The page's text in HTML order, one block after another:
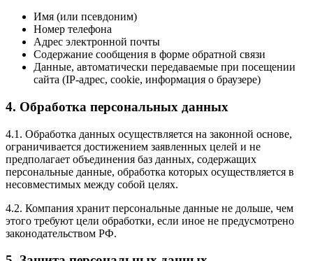
Имя (или псевдоним)
Номер телефона
Адрес электронной почты
Содержание сообщения в форме обратной связи
Данные, автоматически передаваемые при посещении
сайта (IP-адрес, cookie, информация о браузере)
4. Обработка персональных данных
4.1. Обработка данных осуществляется на законной основе,
ограничивается достижением заявленных целей и не
предполагает объединения баз данных, содержащих
персональные данные, обработка которых осуществляется в
несовместимых между собой целях.
4.2. Компания хранит персональные данные не дольше, чем
этого требуют цели обработки, если иное не предусмотрено
законодательством РФ.